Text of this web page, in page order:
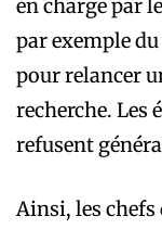
en charge par
par exemple
pour relancer
recherche. Les
refusent
Ainsi, les chefs